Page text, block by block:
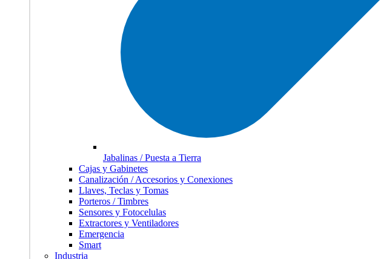
Jabalinas / Puesta a Tierra
Cajas y Gabinetes
Canalización / Accesorios y Conexiones
Llaves, Teclas y Tomas
Porteros / Timbres
Sensores y Fotocelulas
Extractores y Ventiladores
Emergencia
Smart
Industria